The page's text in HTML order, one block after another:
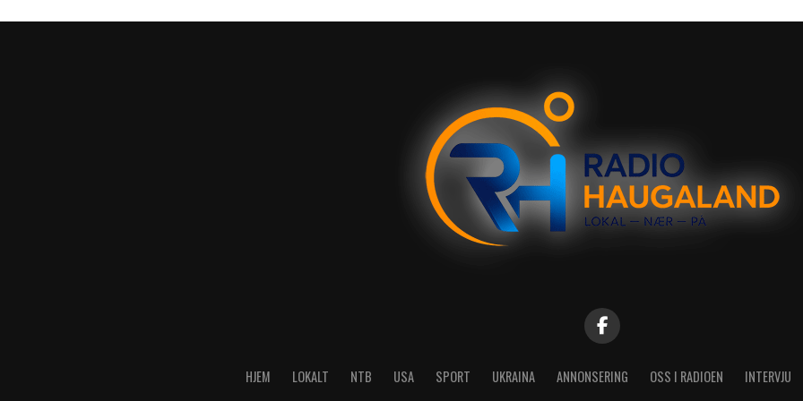
HJEM LOKALT NTB USA SPORT UKRAINA ANNONSERING OSS I RADIOEN INTERVJU